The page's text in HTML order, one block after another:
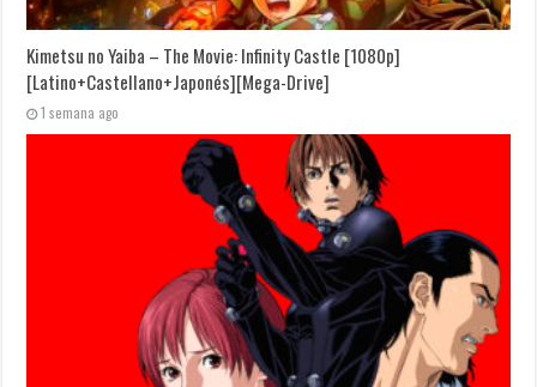
Kimetsu no Yaiba – The Movie: Infinity Castle [1080p]
[Latino+Castellano+Japonés][Mega-Drive]
1 semana ago